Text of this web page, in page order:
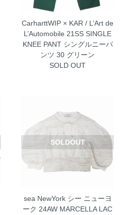
CarharttWIP × KAR / L’Art de
L’Automobile 21SS SINGLE
KNEE PANT シングルニーパ
ンツ 30 グリーン
SOLD OUT
SOLDOUT
sea NewYork シー ニューヨ
ーク 24AW MARCELLA LAC